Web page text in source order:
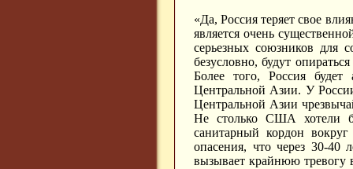
«Да, Россия теряет свое
является очень
серьезных союзников для
безусловно, будут
Более того, Россия
Центральной Азии. У
Центральной Азии
Не столько США хотели
санитарный кордон
опасения, что через 30-
вызывает крайнюю тревогу